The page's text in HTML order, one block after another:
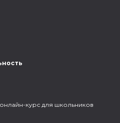
курс для школьников